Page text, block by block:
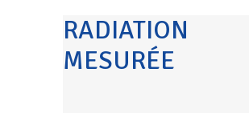
RADIATION
MESURÉE